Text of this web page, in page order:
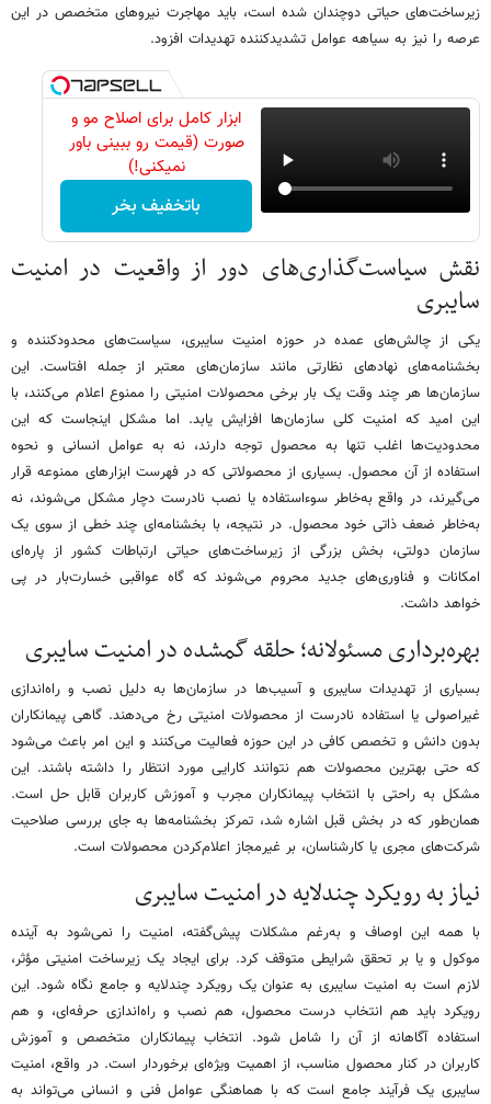
زیرساخت‌های حیاتی دوچندان شده است، باید مهاجرت نیروهای متخصص در این
عرصه را نیز به سیاهه عوامل تشدیدکننده تهدیدات افزود.
ابزار کامل برای اصلاح مو و
صورت (قیمت رو ببینی باور
نمیکنی!)
باتخفیف بخر
نقش سیاست‌گذاری‌های دور از واقعیت در امنیت
سایبری
یکی از چالش‌های عمده در حوزه امنیت سایبری، سیاست‌های محدودکننده و
بخشنامه‌های نهادهای نظارتی مانند سازمان‌های معتبر از جمله افتاست. این
سازمان‌ها هر چند وقت یک بار برخی محصولات امنیتی را ممنوع اعلام می‌کنند، با
این امید که امنیت کلی سازمان‌ها افزایش یابد. اما مشکل اینجاست که این
محدودیت‌ها اغلب تنها به محصول توجه دارند، نه به عوامل انسانی و نحوه
استفاده از آن محصول. بسیاری از محصولاتی که در فهرست ابزارهای ممنوعه قرار
می‌گیرند، در واقع به‌خاطر سوءاستفاده یا نصب نادرست دچار مشکل می‌شوند، نه
به‌خاطر ضعف ذاتی خود محصول. در نتیجه، با بخشنامه‌ای چند خطی از سوی یک
سازمان دولتی، بخش بزرگی از زیرساخت‌های حیاتی ارتباطات کشور از پاره‌ای
امکانات و فناوری‌های جدید محروم می‌شوند که گاه عواقبی خسارت‌بار در پی
خواهد داشت.
بهره‌برداری مسئولانه؛ حلقه گمشده در امنیت سایبری
بسیاری از تهدیدات سایبری و آسیب‌ها در سازمان‌ها به دلیل نصب و راه‌اندازی
غیراصولی یا استفاده نادرست از محصولات امنیتی رخ می‌دهند. گاهی پیمانکاران
بدون دانش و تخصص کافی در این حوزه فعالیت می‌کنند و این امر باعث می‌شود
که حتی بهترین محصولات هم نتوانند کارایی مورد انتظار را داشته باشند. این
مشکل به راحتی با انتخاب پیمانکاران مجرب و آموزش کاربران قابل حل است.
همان‌طور که در بخش قبل اشاره شد، تمرکز بخشنامه‌ها به جای بررسی صلاحیت
شرکت‌های مجری یا کارشناسان، بر غیرمجاز اعلام‌کردن محصولات است.
نیاز به رویکرد چندلایه در امنیت سایبری
با همه این اوصاف و به‌رغم مشکلات پیش‌گفته، امنیت را نمی‌شود به آینده
موکول و یا بر تحقق شرایطی متوقف کرد. برای ایجاد یک زیرساخت امنیتی مؤثر،
لازم است به امنیت سایبری به عنوان یک رویکرد چندلایه و جامع نگاه شود. این
رویکرد باید هم انتخاب درست محصول، هم نصب و راه‌اندازی حرفه‌ای، و هم
استفاده آگاهانه از آن را شامل شود. انتخاب پیمانکاران متخصص و آموزش
کاربران در کنار محصول مناسب، از اهمیت ویژه‌ای برخوردار است. در واقع، امنیت
سایبری یک فرآیند جامع است که با هماهنگی عوامل فنی و انسانی می‌تواند به